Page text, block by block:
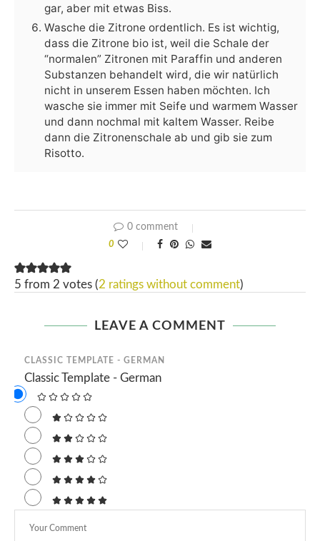
gar, aber mit etwas Biss.
Wasche die Zitrone ordentlich. Es ist wichtig,
dass die Zitrone bio ist, weil die Schale der
“normalen” Zitronen mit Paraffin und anderen
Substanzen behandelt wird, die wir natürlich
nicht in unserem Essen haben möchten. Ich
wasche sie immer mit Seife und warmem Wasser
und dann nochmal mit kaltem Wasser. Reibe
dann die Zitronenschale ab und gib sie zum
Risotto.
0 comment
0
5 from 2 votes (2 ratings without comment)
LEAVE A COMMENT
CLASSIC TEMPLATE - GERMAN
Classic Template - German